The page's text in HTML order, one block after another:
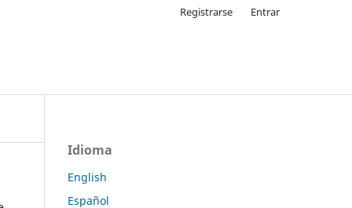
Registrarse Entrar
Idioma
English
Español